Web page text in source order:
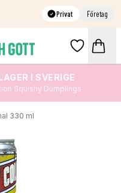
Privat Företag
I SVERIGE
Squishy Dumplings
330 ml